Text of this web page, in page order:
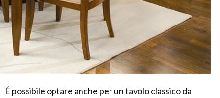
É possibile optare anche per un tavolo classico da